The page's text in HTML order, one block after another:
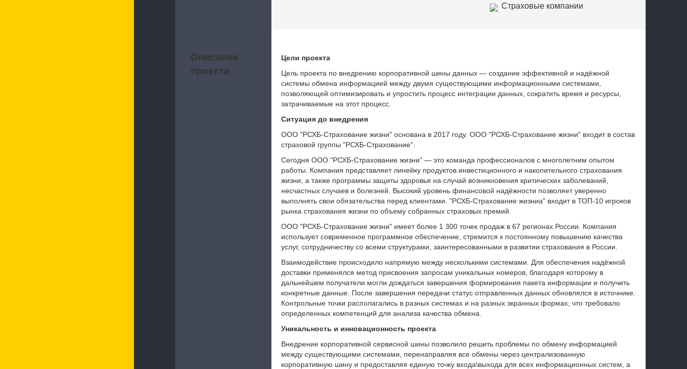
Страховые компании
Описание
проекта
Цели проекта
Цель проекта по внедрению корпоративной шины данных — создание эффективной и надёжной
системы обмена информацией между двумя существующими информационными системами,
позволяющей оптимизировать и упростить процесс интеграции данных, сократить время и ресурсы,
затрачиваемые на этот процесс.
Ситуация до внедрения
ООО "РСХБ-Страхование жизни" основана в 2017 году. ООО "РСХБ‑Страхование жизни" входит в состав
страховой группы "РСХБ‑Страхование".
Сегодня ООО "РСХБ-Страхование жизни" — это команда профессионалов с многолетним опытом
работы. Компания представляет линейку продуктов инвестиционного и накопительного страхования
жизни, а также программы защиты здоровья на случай возникновения критических заболеваний,
несчастных случаев и болезней. Высокий уровень финансовой надёжности позволяет уверенно
выполнять свои обязательства перед клиентами. "РСХБ-Страхование жизниа" входит в ТОП-10 игроков
рынка страхования жизни по объему собранных страховых премий.
ООО "РСХБ-Страхование жизни" имеет более 1 300 точек продаж в 67 регионах России. Компания
использует современное программное обеспечение, стремится к постоянному повышению качества
услуг, сотрудничеству со всеми структурами, заинтересованными в развитии страхования в России.
Взаимодействие происходило напрямую между несколькими системами. Для обеспечения надёжной
доставки применялся метод присвоения запросам уникальных номеров, благодаря которому в
дальнейшем получатели могли дождаться завершения формирования пакета информации и получить
конкретные данные. После завершения передачи статус отправленных данных обновлялся в источнике.
Контрольные точки располагались в разных системах и на разных экранных формах, что требовало
определенных компетенций для анализа качества обмена.
Уникальность и инновационность проекта
Внедрение корпоративной сервисной шины позволило решить проблемы по обмену информацией
между существующими системами, перенаправляя все обмены через централизованную
корпоративную шину и предоставляя единую точку входа\выхода для всех информационных систем, а